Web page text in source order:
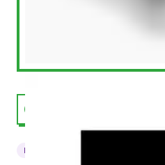
Kunst & Cultuur